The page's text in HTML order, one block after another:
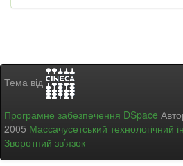
Тема від
Програмне забезпечення DSpace
2005 Массачусетський технологічний
Зворотний зв’язок